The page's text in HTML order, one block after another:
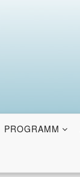
PROGRAMM